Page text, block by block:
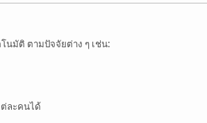
นมัติ ตามปัจจัยต่าง ๆ เช่น:
ละคนได้